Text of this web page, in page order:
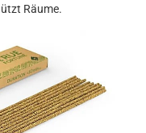
Räume.